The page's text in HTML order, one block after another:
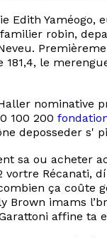
Edith
robin,
le
nominative
100 200
deposseder s'
sa ou
ça
Brown imams
affine ta